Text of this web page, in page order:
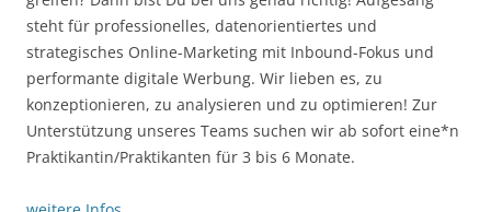
steht für professionelles, datenorientiertes und
strategisches Online-Marketing mit Inbound-Fokus und
performante digitale Werbung. Wir lieben es, zu
konzeptionieren, zu analysieren und zu optimieren! Zur
Unterstützung unseres Teams suchen wir ab sofort eine*n
Praktikantin/Praktikanten für 3 bis 6 Monate.